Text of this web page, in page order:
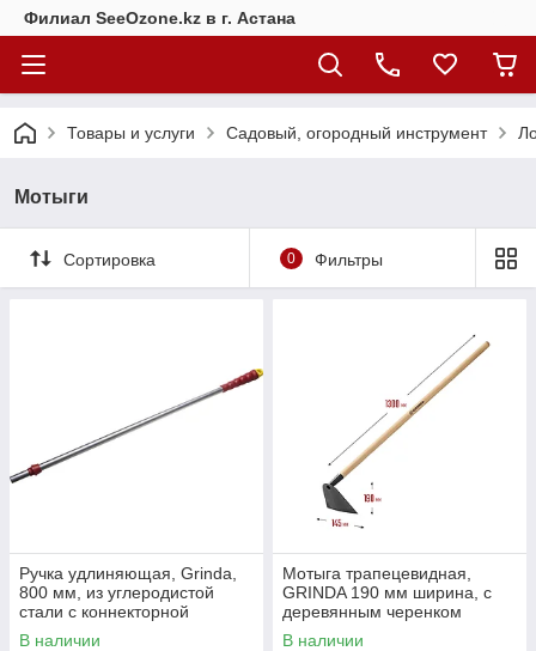
Филиал SeeOzone.kz в г. Астана
Товары и услуги Садовый, огородный инструмент
Мотыги
Сортировка 0 Фильтры
Ручка удлиняющая, Grinda,
800 мм, из углеродистой
стали с коннекторной
системой (8-421459-080)
В наличии
Мотыга трапецевидная,
GRINDA 190 мм ширина, с
деревянным черенком
(39597)
В наличии